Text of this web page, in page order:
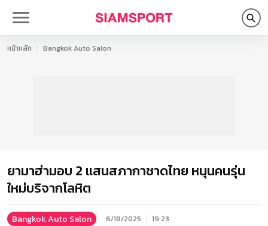
หน้าหลัก Bangkok Auto Salon
ยามาฮ่ามอบ 2 แสนสภากาชาดไทย หนุนคนรุ่น
ใหม่บริจากโลหิต
Bangkok Auto Salon 6/18/2025 19:23